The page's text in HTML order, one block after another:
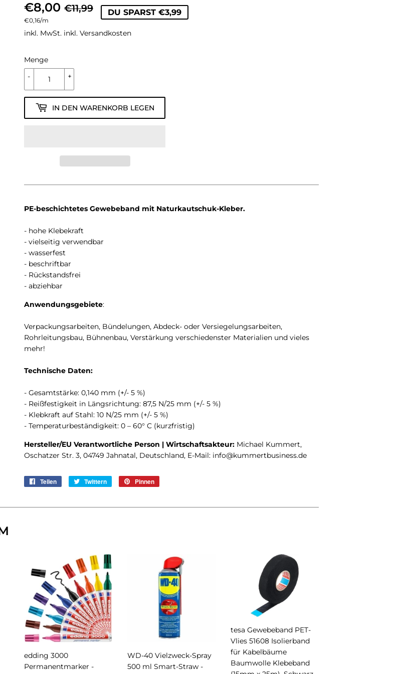
€8,00 €11,99
NORMALER
PREIS
€11,99
SONDERPREIS
€8,00
Einzelpreis
€0,16/pro
m
DU SPARST €3,99
inkl. MwSt. inkl. Versandkosten
Menge
+
-
IN DEN WARENKORB LEGEN
PE-beschichtetes Gewebeband mit Naturkautschuk-Kleber.
- hohe Klebekraft
- vielseitig verwendbar
- wasserfest
- beschriftbar
- Rückstandsfrei
- abziehbar
Anwendungsgebiete:
Verpackungsarbeiten, Bündelungen, Abdeck- oder Versiegelungsarbeiten,
Rohrleitungsbau, Bühnenbau, Verstärkung verschiedenster Materialien und vieles
mehr!
Technische Daten:
- Gesamtstärke: 0,140 mm (+/- 5 %)
- Reißfestigkeit in Längsrichtung: 87,5 N/25 mm (+/- 5 %)
- Klebkraft auf Stahl: 10 N/25 mm (+/- 5 %)
- Temperaturbeständigkeit: 0 – 60° C (kurzfristig)
Hersteller/EU Verantwortliche Person | Wirtschaftsakteur: Michael Kummert,
Oschatzer Str. 3, 04749 Jahnatal, Deutschland, E-Mail: info@kummertbusiness.de
Teilen Twittern Pinnen
edding 3000
Permanentmarker -
WD-40 Vielzweck-Spray
500 ml Smart-Straw -
tesa Gewebeband PET-
Vlies 51608 Isolierband
für Kabelbäume
Baumwolle Klebeband